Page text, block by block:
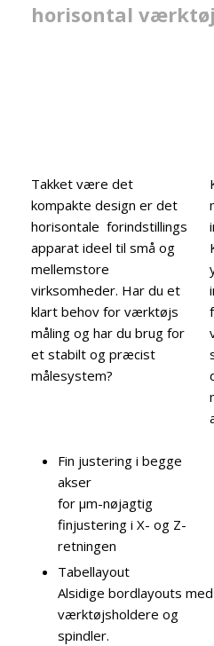
horisontal
Takket være det
kompakte design er det
horisontale forindstillings
apparat ideel til små og
mellemstore
virksomheder. Har du et
klart behov for værktøjs
måling og har du brug for
et stabilt og præcist
målesystem?
Fin justering i begge
akser
for μm-nøjagtig
finjustering i X- og Z-
retningen
Tabellayout
Alsidige bordlayouts med
værktøjsholdere og
spindler.